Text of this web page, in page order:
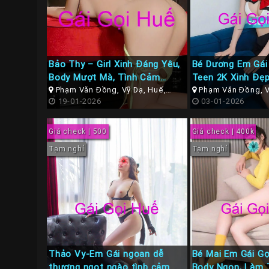
Bảo Thy – Girl Xinh Đáng Yêu,
Body Mượt Mà, Tình Cảm
Quyến Rũ tại Gái Gú TP Huế
Phạm Văn Đồng, Vỹ Dạ, Huế,
Thừa Thiên Huế
19-01-2026
Bé Dương Em
Teen 2K Xinh
Dáng Ngon, Chơi
Phạm Văn Đồng,
Thừa Thiên Huế
03-01-2026
Giá check | 500
Tạm nghỉ
Thảo Vy-Em Gái ngoan dễ
Giá check | 400k
Tạm nghỉ
Bé Mai Em Gái